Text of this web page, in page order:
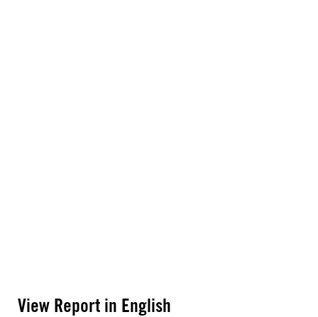
View Report in English